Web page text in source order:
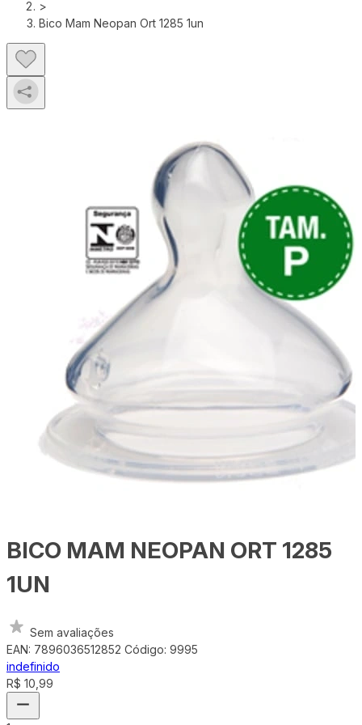
>
Bico Mam Neopan Ort 1285 1un
BICO MAM NEOPAN ORT 1285
1UN
Sem avaliações
EAN: 7896036512852 Código: 9995
indefinido
R$ 10,99